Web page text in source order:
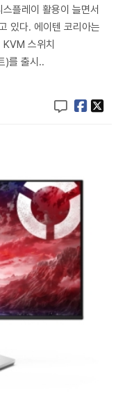
플레이 활용이 늘면서
있다. 에이텐 코리아는
스위치
)를 출시..